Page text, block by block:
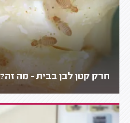
חרק קטן לבן בבית - מה זה?